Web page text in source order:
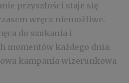
przyszłości staje się
wręcz niemożliwe.
do szukania i
momentów każdego dnia.
kampania wizerunkowa